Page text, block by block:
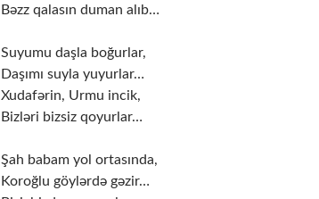
Bəzz qalasın duman alıb…
Suyumu daşla boğurlar,
Daşımı suyla yuyurlar…
Xudafərin, Urmu incik,
Bizləri bizsiz qoyurlar…
Şah babam yol ortasında,
Koroğlu göylərdə gəzir…